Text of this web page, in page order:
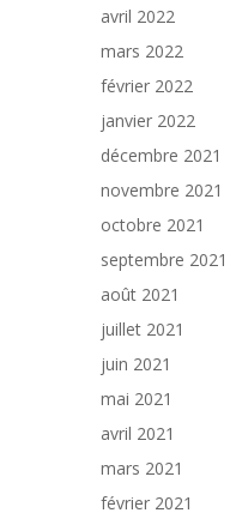
avril 2022
mars 2022
février 2022
janvier 2022
décembre 2021
novembre 2021
octobre 2021
septembre 2021
août 2021
juillet 2021
juin 2021
mai 2021
avril 2021
mars 2021
février 2021